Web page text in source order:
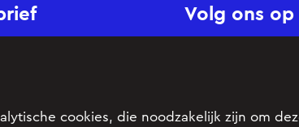
Volg ons
Privacy
cookies, die noodzakelijk zijn om